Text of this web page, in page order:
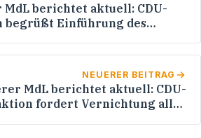
berichtet aktuell: CDU-
begrüßt Einführung des
NEUERER BEITRAG
MdL berichtet aktuell: CDU-
fordert Vernichtung aller